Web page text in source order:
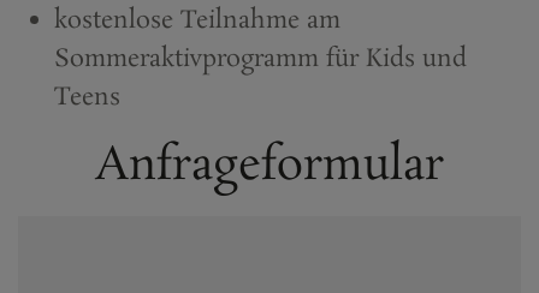
kostenlose Teilnahme am
Sommeraktivprogramm für Kids und
Teens
Anfrageformular